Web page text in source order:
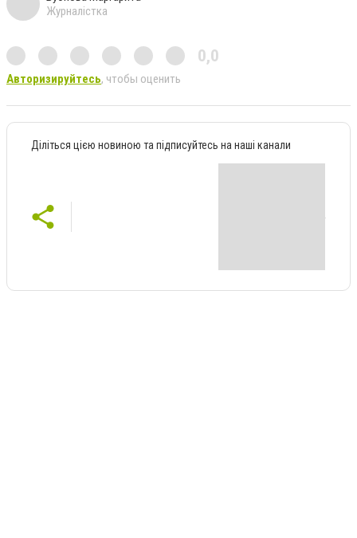
Журналістка
0,0
Авторизируйтесь, чтобы оценить
Діліться цією новиною та підписуйтесь на наші канали